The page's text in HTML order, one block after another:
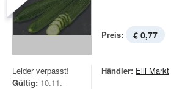
Preis: € 0,77
Leider verpasst!
Gültig: 10.11. -
Händler: Elli Markt